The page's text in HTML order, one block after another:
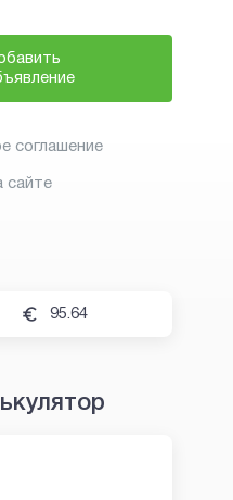
соглашение
сайте
95.64